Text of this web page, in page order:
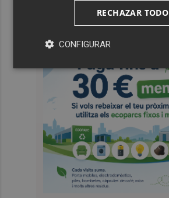
RECHAZAR TODO
CONFIGURAR